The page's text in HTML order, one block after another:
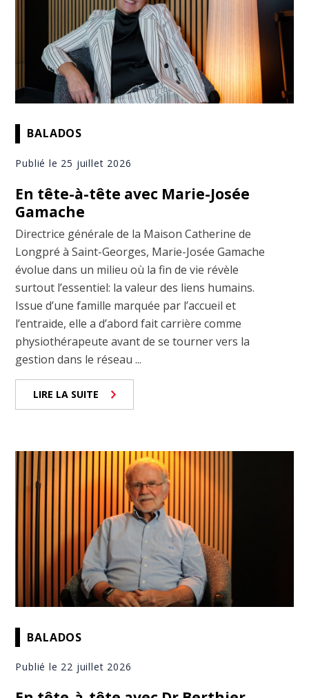
BALADOS
Publié le 25 juillet 2026
En tête-à-tête avec Marie-Josée
Gamache
Directrice générale de la Maison Catherine de
Longpré à Saint-Georges, Marie-Josée Gamache
évolue dans un milieu où la fin de vie révèle
surtout l’essentiel: la valeur des liens humains.
Issue d’une famille marquée par l’accueil et
l’entraide, elle a d’abord fait carrière comme
physiothérapeute avant de se tourner vers la
gestion dans le réseau ...
LIRE LA SUITE
BALADOS
Publié le 22 juillet 2026